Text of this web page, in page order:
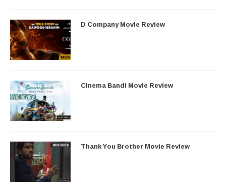
D Company Movie Review
Cinema Bandi Movie Review
Thank You Brother Movie Review